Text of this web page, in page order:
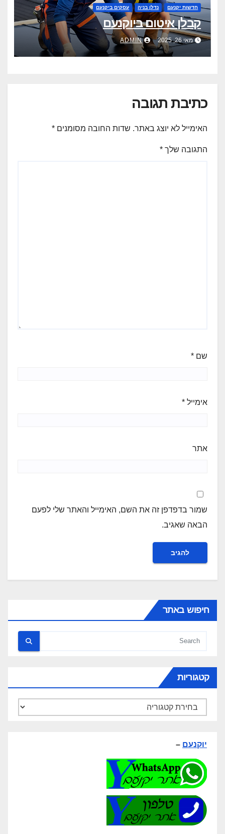
חדשות יקנעם נדלן בניה עסקים ביקנעם
קבלן איטום ביוקנעם
מאי 26, 2025 ADMIN
כתיבת תגובה
האימייל לא יוצג באתר. שדות החובה מסומנים *
התגובה שלך *
שם *
אימייל *
אתר
שמור בדפדפן זה את השם, האימייל והאתר שלי לפעם
הבאה שאגיב.
חיפוש באתר
קטגוריות
יוקנעם –